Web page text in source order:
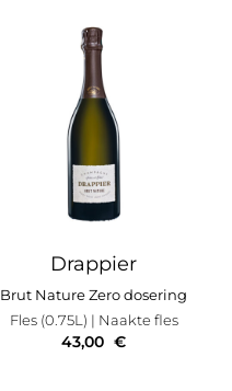
Drappier
Brut Nature Zero dosering
Fles (0.75L) | Naakte fles
43,00 €